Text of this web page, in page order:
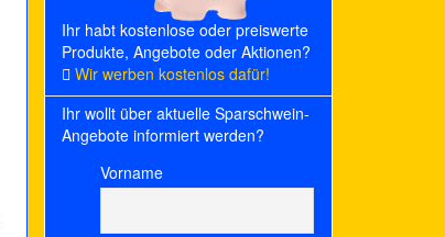
Ihr habt kostenlose oder preiswerte
Produkte, Angebote oder Aktionen?
Wir werben kostenlos dafür!
Ihr wollt über aktuelle Sparschwein-
Angebote informiert werden?
Vorname